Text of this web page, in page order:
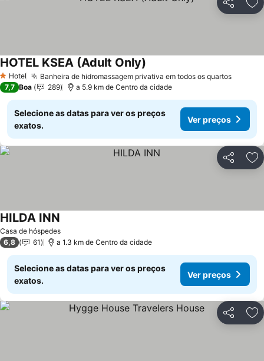
Partilhar
1 Estrelas
Hotel Banheira de hidromassagem privativa em todos os quartosVer
HOTEL KSEA (Adult Only)
7,7 Boa 289 a 5.9 km de Centro da cidade
Selecione as datas para ver os preços
exatos.
Ver preços
Partilhar
Casa de hóspedes
HILDA INN
6,8 61 a 1.3 km de Centro da cidade
Selecione as datas para ver os preços
exatos.
Ver preços
Partilhar